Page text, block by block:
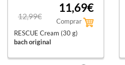
12,99€
11,69€
Comprar
RESCUE Cream (30 g)
bach original